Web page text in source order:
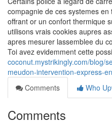
compagnie de ces systemes
offrant or un confort thermique
utilisons vrais cookies aupres
apres mesurer lassemblee du
Toi avez evidemment cette
coconut.mystrikingly.com/blog/
meudon-intervention-express-
Comments
Who
Comments